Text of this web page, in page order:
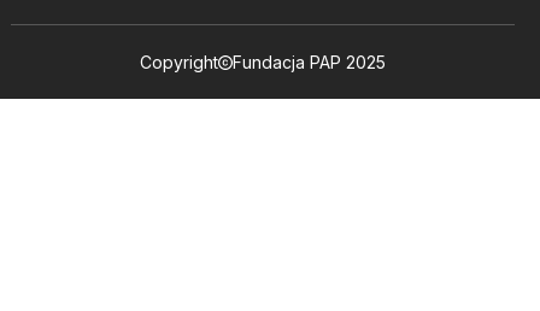
Copyright Fundacja PAP 2025